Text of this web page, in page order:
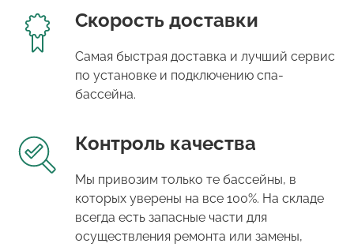
Скорость доставки
Самая быстрая доставка и лучший сервис
по установке и подключению спа-
бассейна.
Контроль качества
Мы привозим только те бассейны, в
которых уверены на все 100%. На складе
всегда есть запасные части для
осуществления ремонта или замены,